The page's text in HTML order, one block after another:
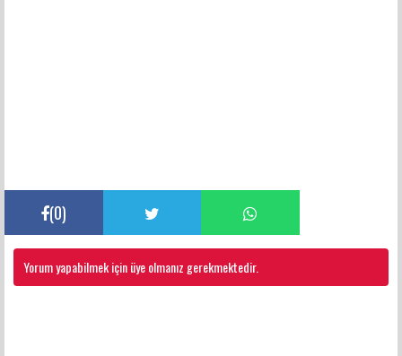
(0)
Yorum yapabilmek için üye olmanız gerekmektedir.